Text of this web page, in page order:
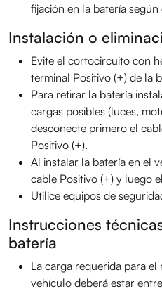
fijación en la batería
Instalación o
Evite el cortocircuito con
terminal Positivo (+) de la
Para retirar la batería
cargas posibles (luces,
desconecte primero el
Positivo (+).
Al instalar la batería en el
cable Positivo (+) y luego
Utilice equipos de
Instrucciones
batería
La carga requerida para
vehículo deberá estar